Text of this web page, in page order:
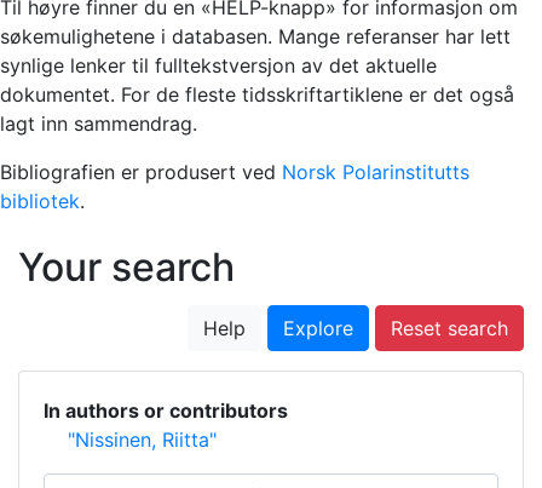
Til høyre finner du en «HELP-knapp» for informasjon om
søkemulighetene i databasen. Mange referanser har lett
synlige lenker til fulltekstversjon av det aktuelle
dokumentet. For de fleste tidsskriftartiklene er det også
lagt inn sammendrag.
Bibliografien er produsert ved Norsk Polarinstitutts
bibliotek.
Your search
Help Explore Reset search
In authors or contributors
"Nissinen, Riitta"